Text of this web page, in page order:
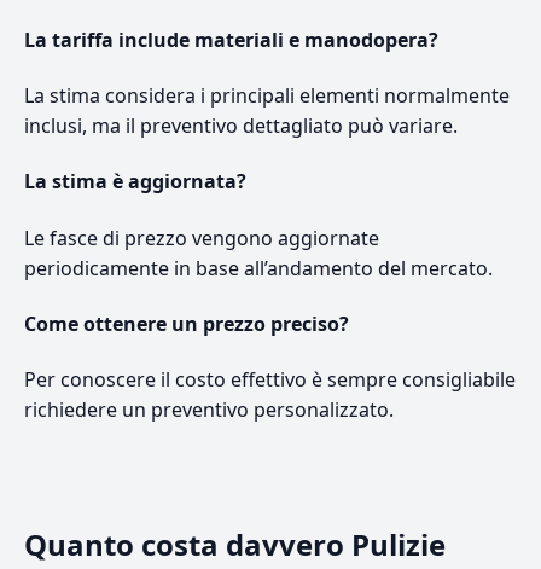
La tariffa include materiali e manodopera?
La stima considera i principali elementi normalmente
inclusi, ma il preventivo dettagliato può variare.
La stima è aggiornata?
Le fasce di prezzo vengono aggiornate
periodicamente in base all’andamento del mercato.
Come ottenere un prezzo preciso?
Per conoscere il costo effettivo è sempre consigliabile
richiedere un preventivo personalizzato.
Quanto costa davvero Pulizie